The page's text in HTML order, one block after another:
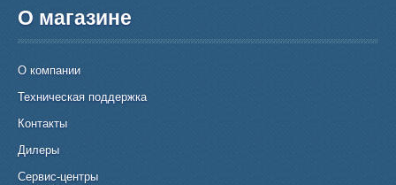
О магазине
О компании
Техническая поддержка
Контакты
Дилеры
Сервис-центры